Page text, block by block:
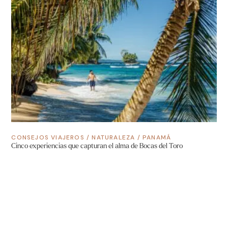
CONSEJOS VIAJEROS /NATURALEZA /PANAMÁ
Cinco experiencias que capturan el alma de Bocas del Toro